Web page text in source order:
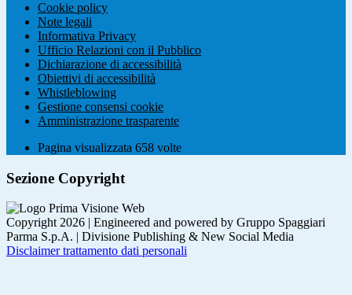
Cookie policy
Note legali
Informativa Privacy
Ufficio Relazioni con il Pubblico
Dichiarazione di accessibilità
Obiettivi di accessibilità
Whistleblowing
Gestione consensi cookie
Amministrazione trasparente
Pagina visualizzata 658 volte
Sezione Copyright
Copyright 2026 | Engineered and powered by Gruppo Spaggiari
Parma S.p.A. | Divisione Publishing & New Social Media
Disclaimer trattamento dati personali